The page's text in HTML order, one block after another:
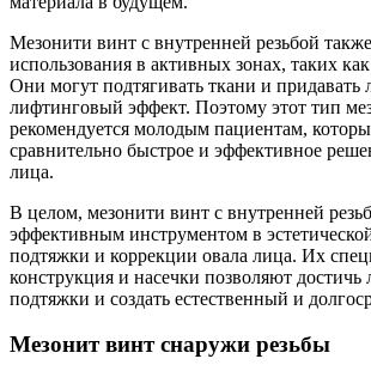
Мезонити винт с внутренней резьбой
использования в активных зонах, таких
Они могут подтягивать ткани и придавать
лифтинговый эффект. Поэтому этот тип
рекомендуется молодым пациентам,
сравнительно быстрое и эффективное
лица.
В целом, мезонити винт с внутренней
эффективным инструментом в
подтяжки и коррекции овала лица. Их
конструкция и насечки позволяют достичь
подтяжки и создать естественный и
Мезонит винт снаружи резьбы